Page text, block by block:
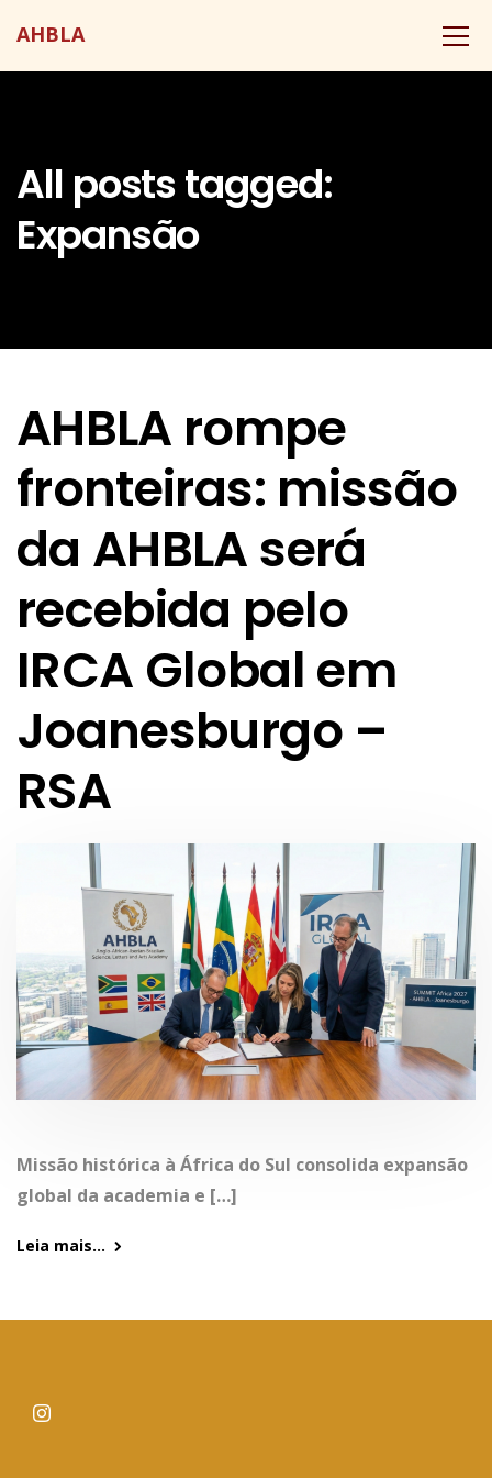
AHBLA
All posts tagged:
Expansão
AHBLA rompe
fronteiras: missão
da AHBLA será
recebida pelo
IRCA Global em
Joanesburgo –
RSA
Missão histórica à África do Sul consolida expansão
global da academia e […]
Leia mais...